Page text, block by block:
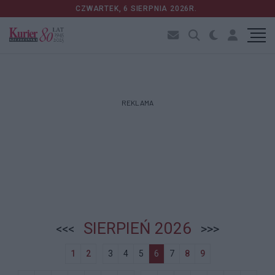
CZWARTEK, 6 SIERPNIA 2026R.
REKLAMA
<<< >>>
SIERPIEŃ 2026
1 2 3 4 5 6 7 8 9